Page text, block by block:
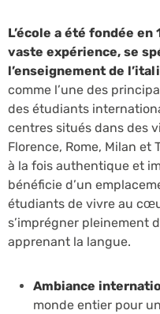
L’école a été fondée en
vaste expérience, se
l’enseignement de
comme l’une des
des étudiants
centres situés dans des
Florence, Rome, Milan
à la fois authentique et
bénéficie d’un
étudiants de vivre au
s’imprégner pleinement
apprenant la langue.
Ambiance
monde entier pour